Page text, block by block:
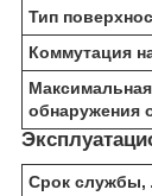
Тип
Коммутация
обнаружения
Срок службы,